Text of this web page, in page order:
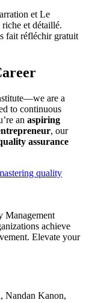
et Le
riche et détaillé.
fait réfléchir gratuit
are a
to continuous
an aspiring
, our
assurance
quality
Management
achieve
Elevate your
Nandan Kanon,